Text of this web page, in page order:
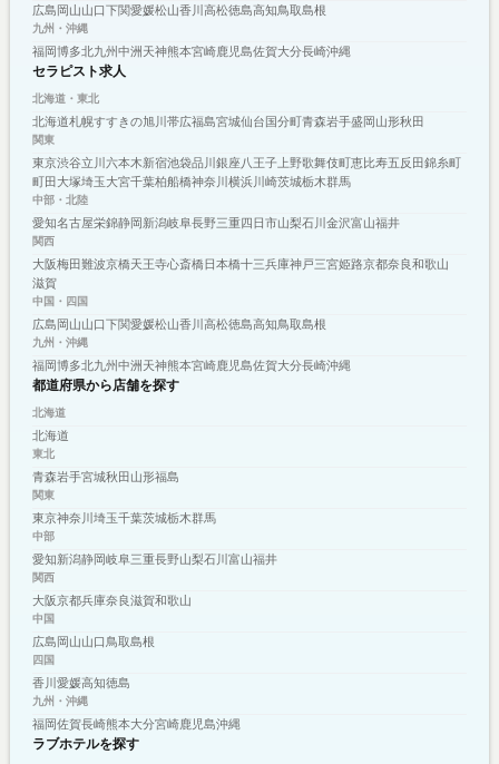
広島岡山山口下関愛媛松山香川高松徳島高知鳥取島根
九州・沖縄
福岡博多北九州中洲天神熊本宮崎鹿児島佐賀大分長崎沖縄
セラピスト求人
北海道・東北
北海道札幌すすきの旭川帯広福島宮城仙台国分町青森岩手盛岡山形秋田
関東
東京渋谷立川六本木新宿池袋品川銀座 八王子 上野歌舞伎町恵比寿五反田錦糸町
町田大塚埼玉大宮千葉柏船橋神奈川横浜川崎茨城栃木群馬
中部・北陸
愛知名古屋栄錦静岡新潟岐阜長野三重四日市山梨石川金沢富山福井
関西
大阪梅田難波京橋天王寺心斎橋日本橋十三兵庫神戸三宮姫路京都奈良和歌山
滋賀
中国・四国
広島岡山山口下関愛媛松山香川高松徳島高知鳥取島根
九州・沖縄
福岡博多北九州中洲天神熊本宮崎鹿児島佐賀大分長崎沖縄
都道府県から店舗を探す
北海道
北海道
東北
青森岩手宮城秋田山形福島
関東
東京神奈川埼玉千葉茨城栃木群馬
中部
愛知新潟静岡岐阜三重長野山梨石川富山福井
関西
大阪京都兵庫奈良滋賀和歌山
中国
広島岡山山口 鳥取島根
四国
香川愛媛高知徳島
九州・沖縄
福岡佐賀長崎熊本大分宮崎鹿児島沖縄
ラブホテルを探す